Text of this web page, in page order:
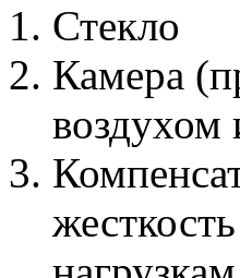
Стекло
Камера
воздухом